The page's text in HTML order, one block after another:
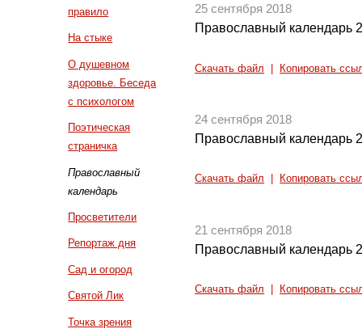
правило
На стыке
О душевном
здоровье. Беседа
с психологом
Поэтическая
страничка
Православный
календарь
Просветители
Репортаж дня
Сад и огород
Святой Лик
Точка зрения
25 сентября 2018
Православный календарь
Скачать файл Копировать
24 сентября 2018
Православный календарь
Скачать файл Копировать
21 сентября 2018
Православный календарь
Скачать файл Копировать